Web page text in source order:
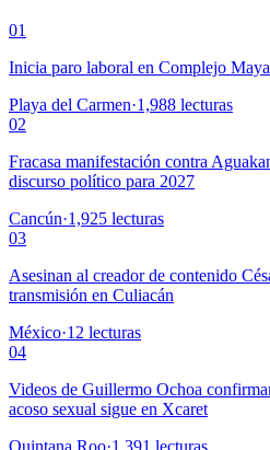
01
Inicia paro laboral en Complejo
Playa del Carmen·1,988 lecturas
02
Fracasa manifestación contra
discurso político para 2027
Cancún·1,925 lecturas
03
Asesinan al creador de contenido
transmisión en Culiacán
México·12 lecturas
04
Videos de Guillermo Ochoa
acoso sexual sigue en Xcaret
Quintana Roo·1,391 lecturas